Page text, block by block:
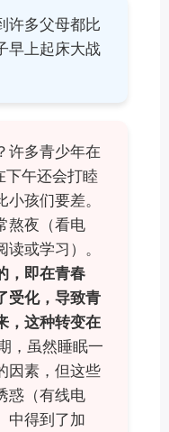
许多父母都比
早上起床大战
许多青少年在
午还会打睦
孩们要差。
熬夜（看电
或学习）。
，即在青春
受化，导致青
，这种转变在
，虽然睡眠一
因素，但这些
惑（有线电
中得到了加